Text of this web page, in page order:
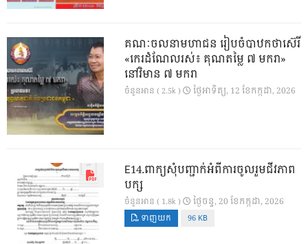
គណៈចលនាមហាជន រៀបចំបាឋកថាស៊េរី
«កេរដំណែលរស់៖ គុណតម្លៃ ៧ មករា»
នៅវិមាន ៧ មករា
ចំនួនអាន ( 2.5k ) ថ្ងៃ​អាទិត្យ, 12 ខែ​កក្កដា, 2026
E14.ពាក្យសុំបញ្ជាក់អំពីការចូលរួមជីវភាព
បក្ស
ចំនួនអាន ( 1.8k ) ថ្ងៃ​ចន្ទ, 20 ខែ​កក្កដា, 2026
ទាញយក 96 KB